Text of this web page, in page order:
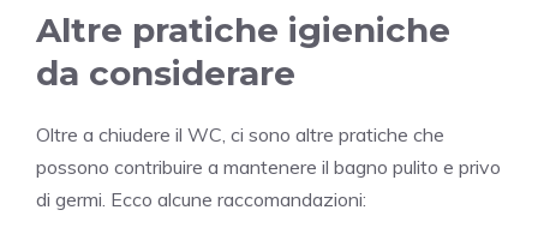
Altre pratiche igieniche
da considerare
Oltre a chiudere il WC, ci sono altre pratiche che
possono contribuire a mantenere il bagno pulito e privo
di germi. Ecco alcune raccomandazioni: